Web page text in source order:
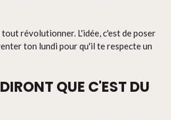
tout révolutionner. L'idée, c'est de poser
ton lundi pour qu'il te respecte un
QUE C'EST DU